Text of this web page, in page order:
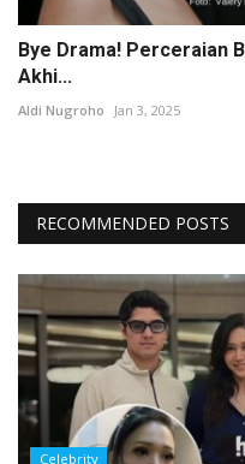
Bye Drama! Perceraian
Akhi...
Aldi Nugroho Jan 3, 2025
RECOMMENDED POSTS
Celebrity